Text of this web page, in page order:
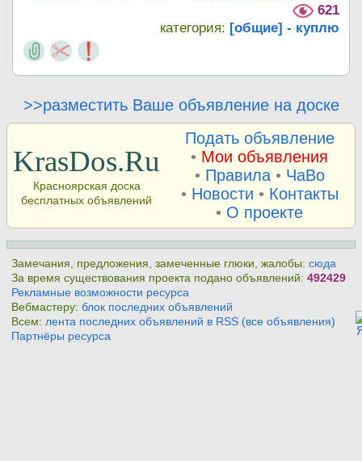
621
категория: [общие] - куплю
>>разместить Ваше объявление на доске
KrasDos.Ru
Красноярская доска
бесплатных объявлений
Подать объявление
• Мои объявления
• Правила• ЧаВо
• Новости • Контакты
• О проекте
Замечания, предложения, замеченные глюки, жалобы:сюда
За время существования проекта подано объявлений:492429
Рекламные возможности ресурса
Вебмастеру:блок последних объявлений
Всем: лента последних объявлений в RSS (все объявления)
Партнёры ресурса